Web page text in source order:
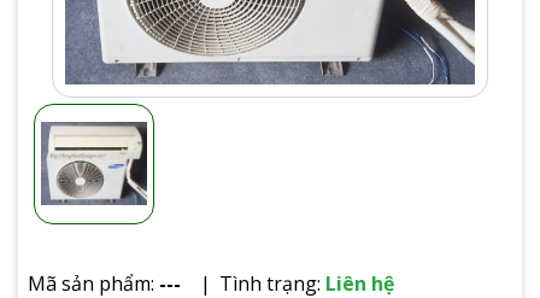
Mã sản phẩm: --- Tình trạng: Liên hệ